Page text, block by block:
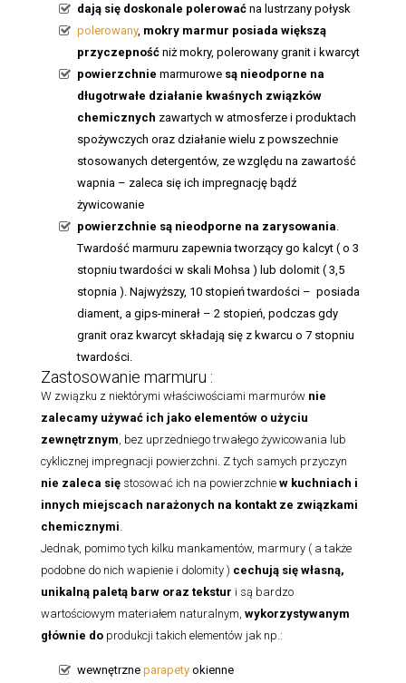
dają się doskonale polerować na lustrzany połysk
polerowany, mokry marmur posiada większą
przyczepność niż mokry, polerowany granit i kwarcyt
powierzchnie marmurowe są nieodporne na
długotrwałe działanie kwaśnych związków
chemicznych zawartych w atmosferze i produktach
spożywczych oraz działanie wielu z powszechnie
stosowanych detergentów, ze względu na zawartość
wapnia – zaleca się ich impregnację bądź
żywicowanie
powierzchnie są nieodporne na zarysowania
Twardość marmuru zapewnia tworzący go kalcyt ( o 3
stopniu twardości w skali Mohsa ) lub dolomit ( 3,5
stopnia ). Najwyższy, 10 stopień twardości – posiada
diament, a gips-minerał – 2 stopień, podczas gdy
granit oraz kwarcyt składają się z kwarcu o 7 stopniu
twardości.
Zastosowanie marmuru :
W związku z niektórymi właściwościami marmurów nie
zalecamy używać ich jako elementów o użyciu
zewnętrznym , bez uprzedniego trwałego żywicowania lub
cyklicznej impregnacji powierzchni. Z tych samych przyczyn
nie zaleca się stosować ich na powierzchnie w kuchniach i
innych miejscach narażonych na kontakt ze związkami
chemicznymi
Jednak, pomimo tych kilku mankamentów, marmury ( a także
podobne do nich wapienie i dolomity ) cechują się własną,
unikalną paletą barw oraz tekstur i są bardzo
wartościowym materiałem naturalnym, wykorzystywanym
głównie do produkcji takich elementów jak np.:
wewnętrzne parapety okienne